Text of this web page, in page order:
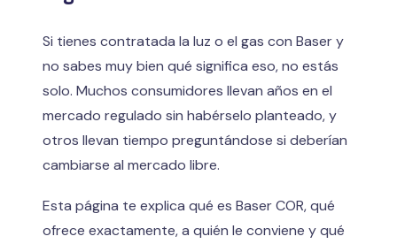
Si tienes contratada la luz o el gas con Baser y
no sabes muy bien qué significa eso, no estás
solo. Muchos consumidores llevan años en el
mercado regulado sin habérselo planteado, y
otros llevan tiempo preguntándose si deberían
cambiarse al mercado libre.
Esta página te explica qué es Baser COR, qué
ofrece exactamente, a quién le conviene y qué